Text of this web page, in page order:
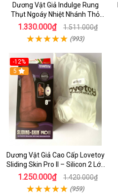
Dương Vật Giả Indulge Rung
Thụt Ngoáy Nhiệt Nhánh Thỏ
Kích Điểm G
1.330.000₫ 1.511.000₫
(993)
-12%
5
Dương Vật Giả Cao Cấp Lovetoy
Sliding Skin Pro II – Silicon 2 Lớp
Mềm Mịn, Rung Đa Tần Từ Xa
1.250.000₫ 1.420.000₫
(959)